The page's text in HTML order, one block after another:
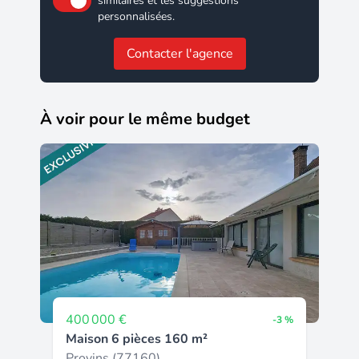
personnalisées.
Contacter l'agence
À voir pour le même budget
400 000 € -3 %
Maison 6 pièces 160 m²